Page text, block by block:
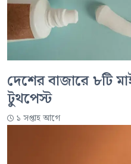
দেশের বাজারে ৮টি
টুথপেস্ট
১ সপ্তাহ আগে